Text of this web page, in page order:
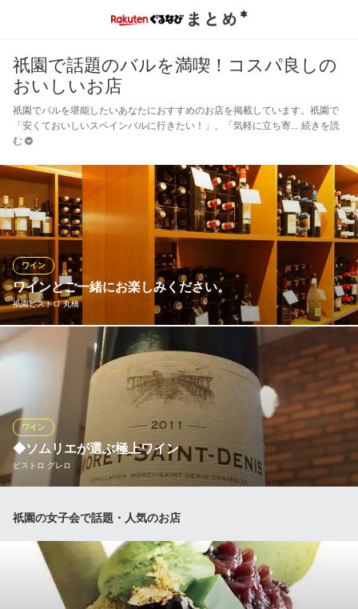
祇園で話題のバルを満喫！コスパ良しの
おいしいお店
祇園でバルを堪能したいあなたにおすすめのお店を掲載しています。祇園で
「安くておいしいスペインバルに行きたい！」、「気軽に立ち寄
続きを読
む
ワインとご一緒にお楽しみください。
祇園ビストロ 丸橋
ワイン
本格的な味わいの料理をより引き立てるワインは、常時60種以上
をご用意。グラスワインも豊富にご用意しております。 飲み比べ
て、好みの一杯を探してみるのもまた一興です。
祇園ビストロ 丸橋
京町屋ビストロ
京阪本線祇園四条駅 徒歩1分
京都府京都市東山区川端通四条上ル常盤町177
◆ソムリエが選ぶ極上ワイン
ビストロ グレロ
ワイン
フランス料理・ビストロ料理を楽しむ上で欠かせないのが、美味
食事がより一層鮮やかになります。当店では、目の利くソムリエ
により、お客様にぴったりのワインをお選びいたします。ぜひお
任せいただき、極上の一杯をお楽しみください。
祇園の女子会で話題・人気のお店